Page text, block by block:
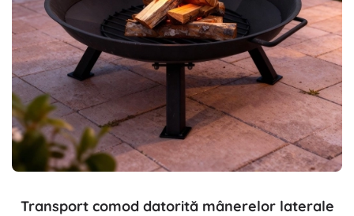
Transport comod datorită mânerelor laterale